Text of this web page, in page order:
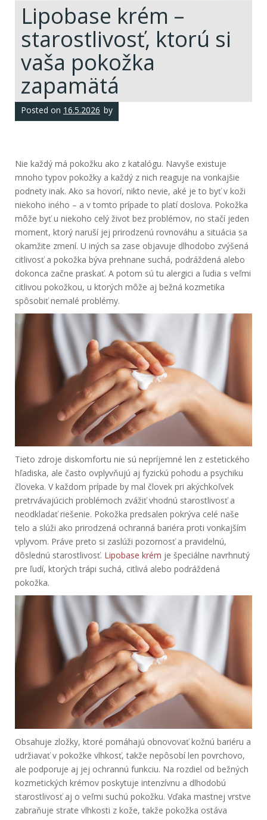
Lipobase krém –
starostlivosť, ktorú si
vaša pokožka
zapamätá
Posted on 16.5.2026 by
Nie každý má pokožku ako z katalógu. Navyše existuje
mnoho typov pokožky a každý z nich reaguje na vonkajšie
podnety inak. Ako sa hovorí, nikto nevie, aké je to byť v koži
niekoho iného – a v tomto prípade to platí doslova. Pokožka
môže byť u niekoho celý život bez problémov, no stačí jeden
moment, ktorý naruší jej prirodzenú rovnováhu a situácia sa
okamžite zmení. U iných sa zase objavuje dlhodobo zvýšená
citlivosť a pokožka býva prehnane suchá, podráždená alebo
dokonca začne praskať. A potom sú tu alergici a ľudia s veľmi
citlivou pokožkou, u ktorých môže aj bežná kozmetika
spôsobiť nemalé problémy.
Tieto zdroje diskomfortu nie sú nepríjemné len z estetického
hľadiska, ale často ovplyvňujú aj fyzickú pohodu a psychiku
človeka. V každom prípade by mal človek pri akýchkoľvek
pretrvávajúcich problémoch zvážiť vhodnú starostlivosť a
neodkladať riešenie. Pokožka predsalen pokrýva celé naše
telo a slúži ako prirodzená ochranná bariéra proti vonkajším
vplyvom. Práve preto si zaslúži pozornosť a pravidelnú,
dôslednú starostlivosť. Lipobase krém je špeciálne navrhnutý
pre ľudí, ktorých trápi suchá, citlivá alebo podráždená
pokožka.
Obsahuje zložky, ktoré pomáhajú obnovovať kožnú bariéru a
udržiavať v pokožke vlhkosť, takže nepôsobí len povrchovo,
ale podporuje aj jej ochrannú funkciu. Na rozdiel od bežných
kozmetických krémov poskytuje intenzívnu a dlhodobú
starostlivosť aj o veľmi suchú pokožku. Vďaka mastnej vrstve
zabraňuje strate vlhkosti z kože, takže pokožka ostáva